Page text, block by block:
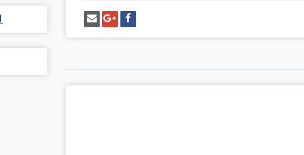
شارك
على
فيسبوك
شارك
على
غوغل
بلس
إرسل
إيميل